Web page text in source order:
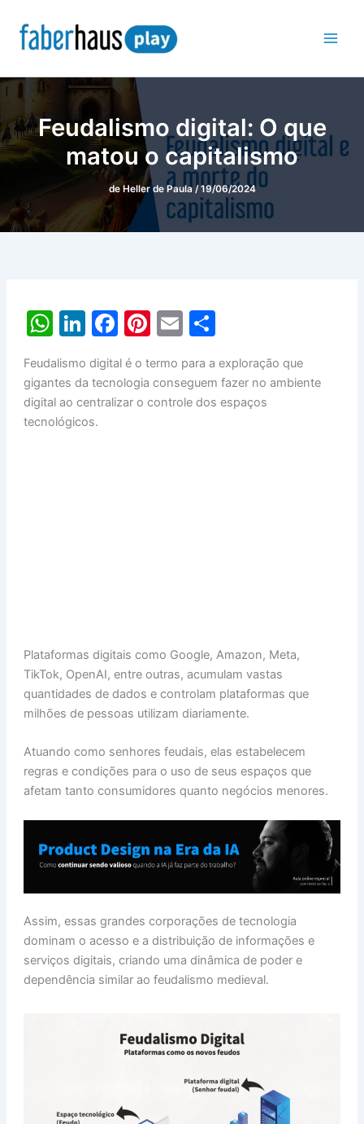
para
Feudalismo digital: O que
matou o capitalismo
de Heller de Paula /19/06/2024
W
at
s
A
Li
k
e
dI
F
c
e
Pi
er
e
E
ai
l
ar
e
Feudalismo digital é o termo para a exploração que
gigantes da tecnologia conseguem fazer no ambiente
digital ao centralizar o controle dos espaços
tecnológicos.
Plataformas digitais como Google, Amazon, Meta,
TikTok, OpenAI, entre outras, acumulam vastas
quantidades de dados e controlam plataformas que
milhões de pessoas utilizam diariamente.
Atuando como senhores feudais, elas estabelecem
regras e condições para o uso de seus espaços que
afetam tanto consumidores quanto negócios menores.
Assim, essas grandes corporações de tecnologia
dominam o acesso e a distribuição de informações e
serviços digitais, criando uma dinâmica de poder e
dependência similar ao feudalismo medieval.